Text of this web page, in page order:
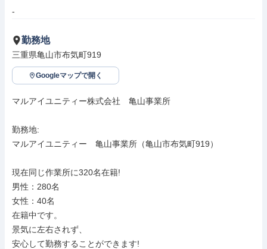
-
勤務地
三重県亀山市布気町919
Googleマップで開く
マルアイユニティー株式会社　亀山事業所
勤務地:
マルアイユニティー　亀山事業所（亀山市布気町919）
現在同じ作業所に320名在籍!
男性：280名
女性：40名
在籍中です。
景気に左右されず、
安心して勤務することができます!